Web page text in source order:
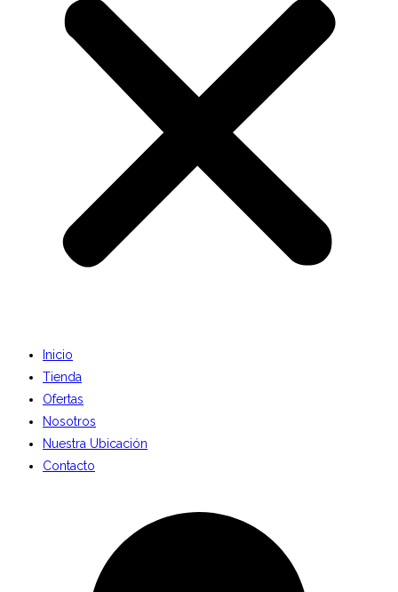
Inicio
Tienda
Ofertas
Nosotros
Nuestra Ubicación
Contacto